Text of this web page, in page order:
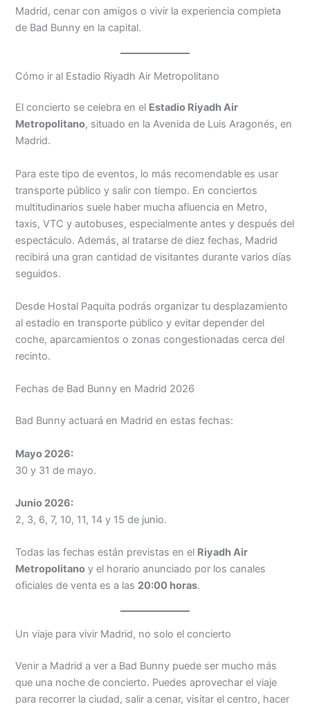
Madrid, cenar con amigos o vivir la experiencia completa
de Bad Bunny en la capital.
Cómo ir al Estadio Riyadh Air Metropolitano
El concierto se celebra en el Estadio Riyadh Air
Metropolitano, situado en la Avenida de Luis Aragonés, en
Madrid.
Para este tipo de eventos, lo más recomendable es usar
transporte público y salir con tiempo. En conciertos
multitudinarios suele haber mucha afluencia en Metro,
taxis, VTC y autobuses, especialmente antes y después del
espectáculo. Además, al tratarse de diez fechas, Madrid
recibirá una gran cantidad de visitantes durante varios días
seguidos.
Desde Hostal Paquita podrás organizar tu desplazamiento
al estadio en transporte público y evitar depender del
coche, aparcamientos o zonas congestionadas cerca del
recinto.
Fechas de Bad Bunny en Madrid 2026
Bad Bunny actuará en Madrid en estas fechas:
Mayo 2026:
30 y 31 de mayo.
Junio 2026:
2, 3, 6, 7, 10, 11, 14 y 15 de junio.
Todas las fechas están previstas en el Riyadh Air
Metropolitano y el horario anunciado por los canales
oficiales de venta es a las 20:00 horas.
Un viaje para vivir Madrid, no solo el concierto
Venir a Madrid a ver a Bad Bunny puede ser mucho más
que una noche de concierto. Puedes aprovechar el viaje
para recorrer la ciudad, salir a cenar, visitar el centro, hacer